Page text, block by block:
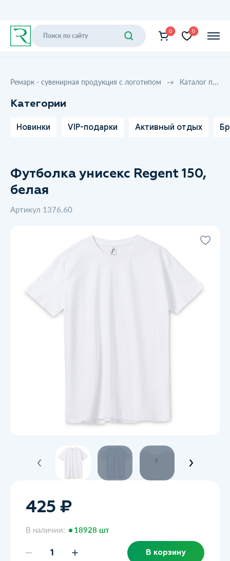
0 0
Ремарк - сувенирная продукция с логотипом Каталог продукции
Категории
Новинки VIP-подарки Активный отдых
Футболка унисекс Regent 150,
белая
Артикул 1376.60
425 ₽
В наличии: 18928 шт
В корзину